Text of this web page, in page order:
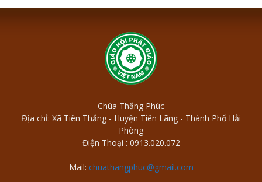
Chùa Thắng Phúc
Địa chỉ: Xã Tiên Thắng - Huyện Tiên Lãng - Thành Phố Hải
Phòng
Điện Thoại : 0913.020.072
Mail: chuathangphuc@gmail.com